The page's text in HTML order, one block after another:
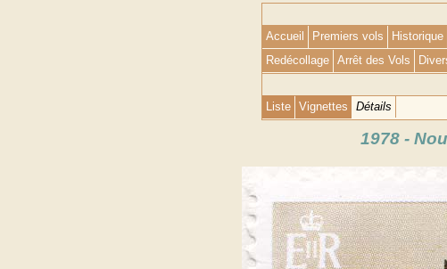
Accueil Premiers vols Historique
Redécollage Arrêt des Vols
Liste Vignettes Détails
1978 -